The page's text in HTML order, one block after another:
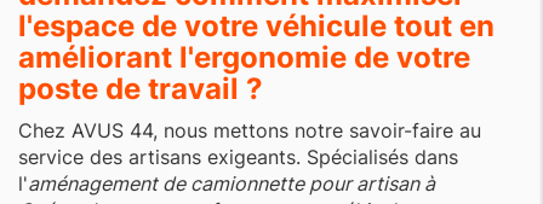
l'espace de votre véhicule tout en
améliorant l'ergonomie de votre
poste de travail ?
Chez AVUS 44, nous mettons notre savoir-faire au
service des artisans exigeants. Spécialisés dans
l'aménagement de camionnette pour artisan à